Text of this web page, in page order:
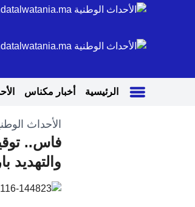
الرئيسية أخبار مكناس
الأحداث
فاس..
والتهديد